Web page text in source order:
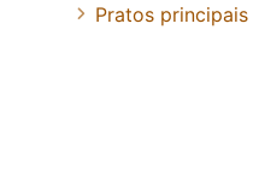
Pratos principais